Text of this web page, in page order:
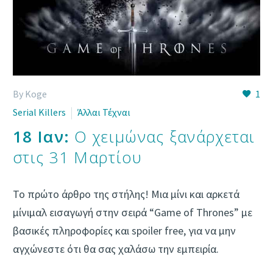
1
By Koge
Serial Killers
Άλλαι Τέχναι
18 Ιαν: Ο χειμώνας ξανάρχεται
στις 31 Μαρτίου
Το πρώτο άρθρο της στήλης! Μια μίνι και αρκετά
μίνιμαλ εισαγωγή στην σειρά “Game of Thrones” με
βασικές πληροφορίες και spoiler free, για να μην
αγχώνεστε ότι θα σας χαλάσω την εμπειρία.